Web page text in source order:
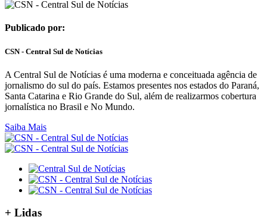
Publicado por:
CSN - Central Sul de Notícias
A Central Sul de Notícias é uma moderna e conceituada agência de
jornalismo do sul do país. Estamos presentes nos estados do Paraná,
Santa Catarina e Rio Grande do Sul, além de realizarmos cobertura
jornalística no Brasil e No Mundo.
Saiba Mais
+ Lidas